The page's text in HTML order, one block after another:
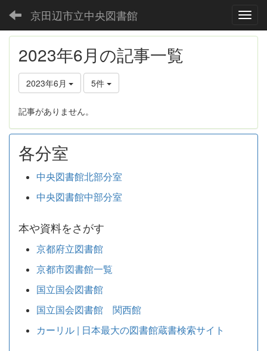
京田辺市立中央図書館
2023年6月の記事一覧
2023年6月 5件
記事がありません。
各分室
中央図書館北部分室
中央図書館中部分室
本や資料をさがす
京都府立図書館
京都市図書館一覧
国立国会図書館
国立国会図書館 関西館
カーリル | 日本最大の図書館蔵書検索サイト